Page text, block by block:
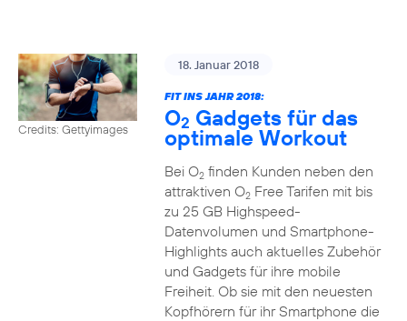
Credits: Gettyimages
18. Januar 2018
FIT INS JAHR 2018:
O2 Gadgets für das
optimale Workout
Bei O2finden Kunden neben den
attraktiven O2Free Tarifen mit bis
zu 25 GB Highspeed-
Datenvolumen und Smartphone-
Highlights auch aktuelles Zubehör
und Gadgets für ihre mobile
Freiheit. Ob sie mit den neuesten
Kopfhörern für ihr Smartphone die